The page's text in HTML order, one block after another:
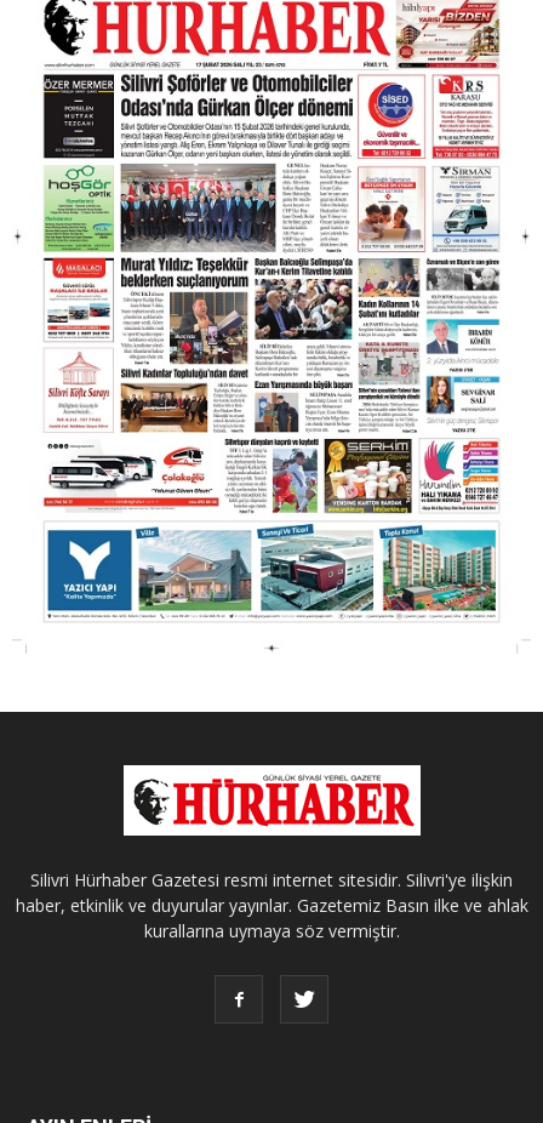
Silivri Hürhaber Gazetesi resmi internet sitesidir. Silivri'ye ilişkin
haber, etkinlik ve duyurular yayınlar. Gazetemiz Basın ilke ve ahlak
kurallarına uymaya söz vermiştir.